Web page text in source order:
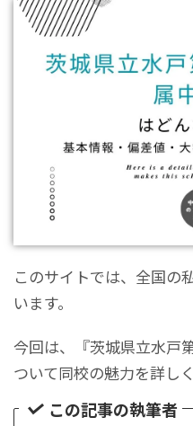
このサイトでは、全国の
います。
今回は、『茨城県立水戸
ついて同校の魅力を詳し
この記事の執筆者